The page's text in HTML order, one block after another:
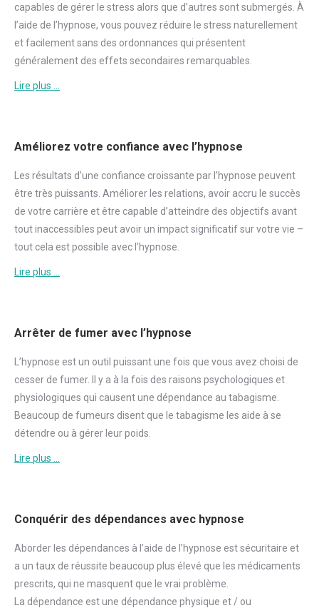
capables de gérer le stress alors que d’autres sont submergés. À
l’aide de l’hypnose, vous pouvez réduire le stress naturellement
et facilement sans des ordonnances qui présentent
généralement des effets secondaires remarquables.
Lire plus …
Améliorez votre confiance avec l’hypnose
Les résultats d’une confiance croissante par l’hypnose peuvent
être très puissants. Améliorer les relations, avoir accru le succès
de votre carrière et être capable d’atteindre des objectifs avant
tout inaccessibles peut avoir un impact significatif sur votre vie –
tout cela est possible avec l’hypnose.
Lire plus …
Arrêter de fumer avec l’hypnose
L’hypnose est un outil puissant une fois que vous avez choisi de
cesser de fumer. Il y a à la fois des raisons psychologiques et
physiologiques qui causent une dépendance au tabagisme.
Beaucoup de fumeurs disent que le tabagisme les aide à se
détendre ou à gérer leur poids.
Lire plus …
Conquérir des dépendances avec hypnose
Aborder les dépendances à l’aide de l’hypnose est sécuritaire et
a un taux de réussite beaucoup plus élevé que les médicaments
prescrits, qui ne masquent que le vrai problème.
La dépendance est une dépendance physique et / ou